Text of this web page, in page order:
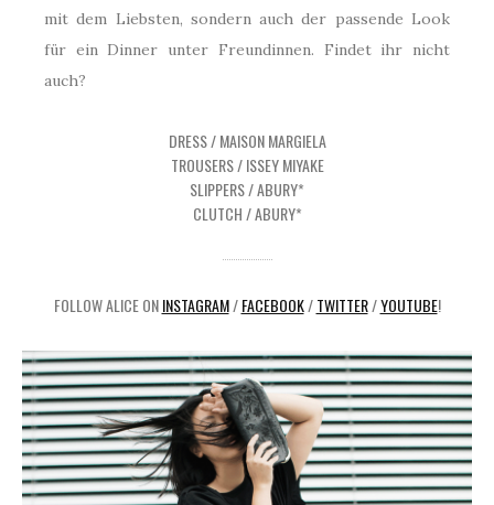
mit dem Liebsten, sondern auch der passende Look
für ein Dinner unter Freundinnen. Findet ihr nicht
auch?
DRESS / MAISON MARGIELA
TROUSERS / ISSEY MIYAKE
SLIPPERS / ABURY*
CLUTCH / ABURY*
FOLLOW ALICE ONINSTAGRAM/FACEBOOK/TWITTER/YOUTUBE!